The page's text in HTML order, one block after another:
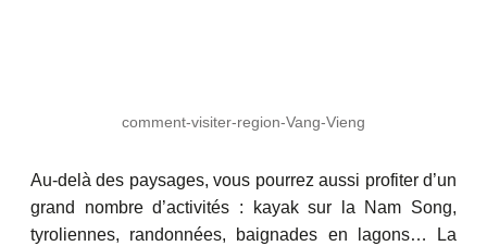
comment-visiter-region-Vang-Vieng
Au-delà des paysages, vous pourrez aussi profiter d’un
grand nombre d’activités : kayak sur la Nam Song,
tyroliennes, randonnées, baignades en lagons… La